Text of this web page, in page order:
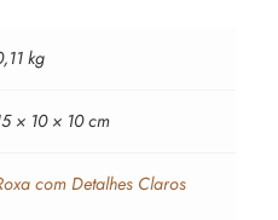
kg
× 10 × 10 cm
com Detalhes Claros